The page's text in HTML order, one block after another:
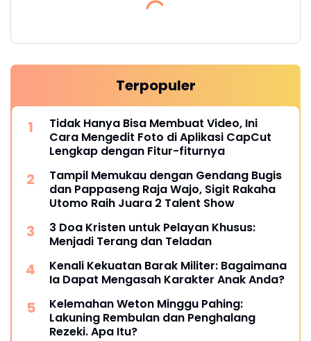
Terpopuler
Tidak Hanya Bisa Membuat Video, Ini
Cara Mengedit Foto di Aplikasi CapCut
Lengkap dengan Fitur-fiturnya
Tampil Memukau dengan Gendang Bugis
dan Pappaseng Raja Wajo, Sigit Rakaha
Utomo Raih Juara 2 Talent Show
3 Doa Kristen untuk Pelayan Khusus:
Menjadi Terang dan Teladan
Kenali Kekuatan Barak Militer: Bagaimana
Ia Dapat Mengasah Karakter Anak Anda?
Kelemahan Weton Minggu Pahing:
Lakuning Rembulan dan Penghalang
Rezeki. Apa Itu?